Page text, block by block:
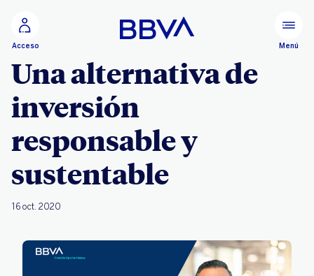
Acceso Menú
Una alternativa de
inversión
responsable y
sustentable
16 oct. 2020